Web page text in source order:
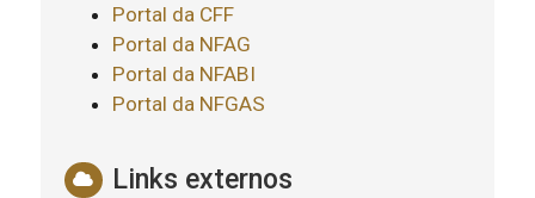
Portal da CFF
Portal da NFAG
Portal da NFABI
Portal da NFGAS
Links externos